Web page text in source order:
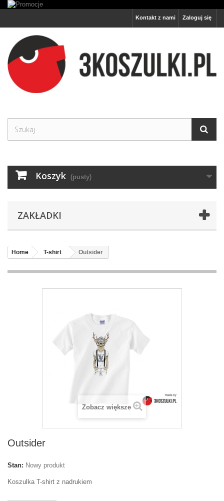
Zaloguj się
Kontakt z nami
Koszyk (pusty)
ZAKŁADKI
Home T-shirt Outsider
Zobacz większe
Outsider
Stan: Nowy produkt
Koszulka T-shirt z nadrukiem